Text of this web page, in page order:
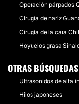
Operación párpados
Cirugía de nariz
Cirugía de la cara
Hoyuelos grasa
OTRAS BÚSQUEDAS
Ultrasonidos de alta
Hilos japoneses